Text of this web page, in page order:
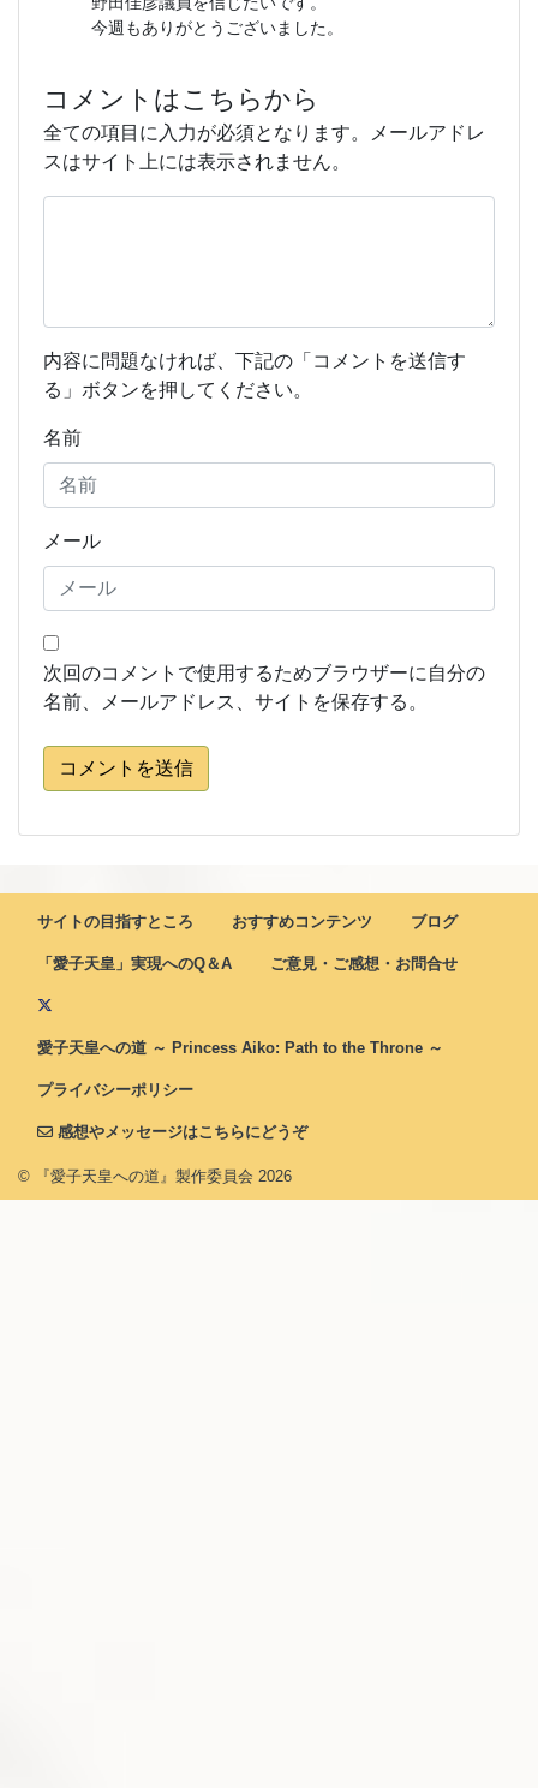
今週もありがとうございました。
コメントはこちらから
全ての項目に入力が必須となります。メールアドレ
スはサイト上には表示されません。
内容に問題なければ、下記の「コメントを送信す
る」ボタンを押してください。
名前
メール
次回のコメントで使用するためブラウザーに自分の
名前、メールアドレス、サイトを保存する。
コメントを送信
サイトの目指すところ おすすめコンテンツ ブログ
「愛子天皇」実現へのQ＆A ご意見・ご感想・お問合せ
愛子天皇への道 ～ Princess Aiko: Path to the Throne ～
プライバシーポリシー
感想やメッセージはこちらにどうぞ
© 『愛子天皇への道』製作委員会 2026